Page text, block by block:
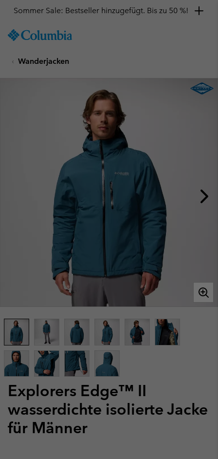
TO
SKIP
Sommer Sale: Bestseller hinzugefügt. Bis zu 50 %!
Wanderjacken
Explorers Edge™ II
wasserdichte isolierte Jacke
für Männer